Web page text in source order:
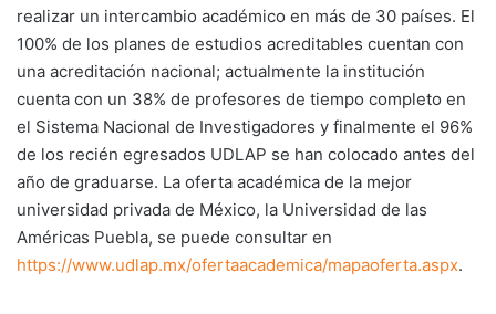
realizar un intercambio académico en más de 30 países. El
100% de los planes de estudios acreditables cuentan con
una acreditación nacional; actualmente la institución
cuenta con un 38% de profesores de tiempo completo en
el Sistema Nacional de Investigadores y finalmente el 96%
de los recién egresados UDLAP se han colocado antes del
año de graduarse. La oferta académica de la mejor
universidad privada de México, la Universidad de las
Américas Puebla, se puede consultar en
https://www.udlap.mx/ofertaacademica/mapaoferta.aspx.